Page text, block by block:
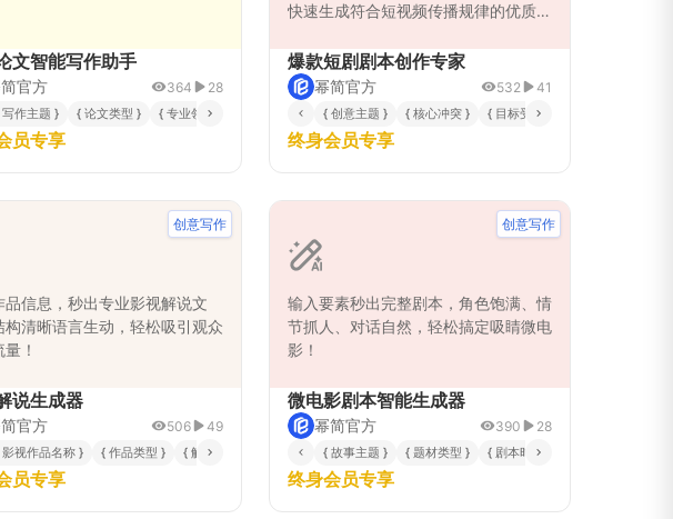
文智能写作助手
官方 364 28
作主题 } { 论文类型 } { 专业领域 } { 字数要求 } { 核心论点或研究问题 }
员专享
快速生成符合短视频传播规律的优质剧
设定优化和爆款元素融入，确保剧本具
备强冲突、快节奏、高反转等特点，有
效提升视频的完播率和互动数据。该提
示词采用分步创作法，从故事核心理念
提炼到具体场景设计，再到台词优化和
和传播效果，帮助创作者在激烈的短视
爆款短剧剧本创作专家
幂简官方 532 41
{ 创意主题 } { 核心冲突 } { 目标受众 }
终身会员专享
单集时长 } { 风格与语言偏好 } { 特定平台要求 } { 世界观/时代背景补充 }
品信息，秒出专业影视解说文
构清晰语言生动，轻松吸引观众
！
创意写作
说生成器
官方 506 49
视作品名称 } { 作品类型 } { 解说风格 } { 目标平台 }
员专享
输入要素秒出完整剧本，角色饱满、情
节抓人、对话自然，轻松搞定吸睛微电
影！
创意写作
微电影剧本智能生成器
幂简官方 390 28
{ 故事主题 } { 题材类型 } { 剧本时长 }
终身会员专享